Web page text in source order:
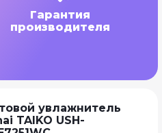
Гарантия
производителя
увлажнитель
TAIKO USH-